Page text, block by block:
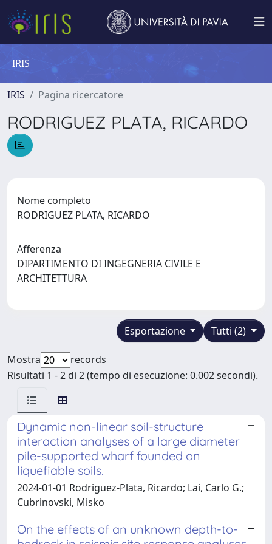
IRIS
IRIS Pagina ricercatore
RODRIGUEZ PLATA, RICARDO
Nome completo
RODRIGUEZ PLATA, RICARDO
Afferenza
DIPARTIMENTO DI INGEGNERIA CIVILE E
ARCHITETTURA
Tutti (2)
Esportazione
Mostra
records
Risultati 1 - 2 di 2 (tempo di esecuzione: 0.002 secondi).
Dynamic non-linear soil-structure
interaction analyses of a large diameter
pile-supported wharf founded on
liquefiable soils.
2024-01-01 Rodriguez-Plata, Ricardo; Lai, Carlo G.;
Cubrinovski, Misko
On the effects of an unknown depth-to-